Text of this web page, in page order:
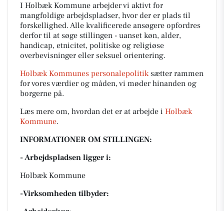
I Holbæk Kommune arbejder vi aktivt for
mangfoldige arbejdspladser, hvor der er plads til
forskellighed. Alle kvalificerede ansøgere opfordres
derfor til at søge stillingen - uanset køn, alder,
handicap, etnicitet, politiske og religiøse
overbevisninger eller seksuel orientering.
Holbæk Kommunes personalepolitiksætter rammen
for vores værdier og måden, vi møder hinanden og
borgerne på.
Læs mere om, hvordan det er at arbejde i Holbæk
Kommune.
INFORMATIONER OM STILLINGEN:
- Arbejdspladsen ligger i:
Holbæk Kommune
-Virksomheden tilbyder: